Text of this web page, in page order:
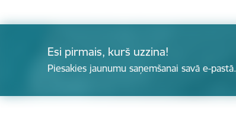
Esi pirmais, kurš uzzina!
Piesakies jaunumu saņemšanai savā e-pastā.